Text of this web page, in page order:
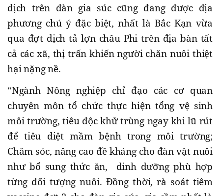
dịch trên đàn gia súc cũng đang được địa
phương chú ý đặc biệt, nhất là Bắc Kạn vừa
qua đợt dịch tả lợn châu Phi trên địa bàn tất
cả các xã, thị trấn khiến người chăn nuôi thiệt
hại nặng nề.
“Ngành Nông nghiệp chỉ đạo các cơ quan
chuyên môn tổ chức thực hiện tổng vệ sinh
môi trường, tiêu độc khử trùng ngay khi lũ rút
để tiêu diệt mầm bệnh trong môi trường;
Chăm sóc, nâng cao đề kháng cho đàn vật nuôi
như bổ sung thức ăn, dinh dưỡng phù hợp
từng đối tượng nuôi. Đồng thời, rà soát tiêm